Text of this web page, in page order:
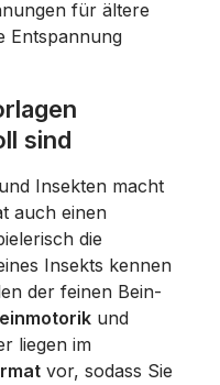
für ältere
Entspannung
sind
Insekten macht
auch einen
die
Insekts kennen
der feinen Bein-
und
liegen im
vor, sodass Sie